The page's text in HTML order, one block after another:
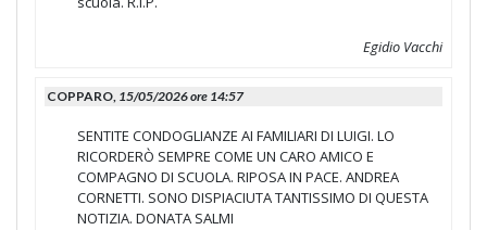
Egidio Vacchi
COPPARO, 15/05/2026 ore 14:57
SENTITE CONDOGLIANZE AI FAMILIARI DI LUIGI. LO
RICORDERÒ SEMPRE COME UN CARO AMICO E
COMPAGNO DI SCUOLA. RIPOSA IN PACE. ANDREA
CORNETTI. SONO DISPIACIUTA TANTISSIMO DI QUESTA
NOTIZIA. DONATA SALMI